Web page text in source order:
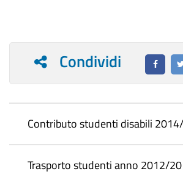
Condividi
Contributo studenti disabili
Trasporto studenti anno 2012/